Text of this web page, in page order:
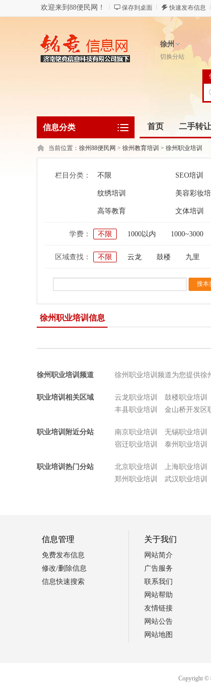
欢迎来到88便民网！ 保存到桌面 快速发布信息
徐州
切换分站
信息分类 首页 二手转让
当前位置： 徐州88便民网 > 徐州教育培训 > 徐州职业培训
栏目分类： 不限 SEO培训
纹绣培训 美容彩妆培
高等教育 文体培训
学费： 不限 1000以内 1000~3000
区域查找： 不限 云龙 鼓楼 九里
徐州职业培训信息
徐州职业培训频道 徐州职业培训频道为您提供徐
职业培训相关区域 云龙职业培训 鼓楼职业培训
丰县职业培训
金山桥开发区
职业培训附近分站 南京职业培训 无锡职业培训
宿迁职业培训
泰州职业培训
职业培训热门分站 北京职业培训 上海职业培训
郑州职业培训
武汉职业培训
信息管理
免费发布信息
修改/删除信息
信息快速搜索
关于我们
网站简介
广告服务
联系我们
网站帮助
友情链接
网站公告
网站地图
Copyright